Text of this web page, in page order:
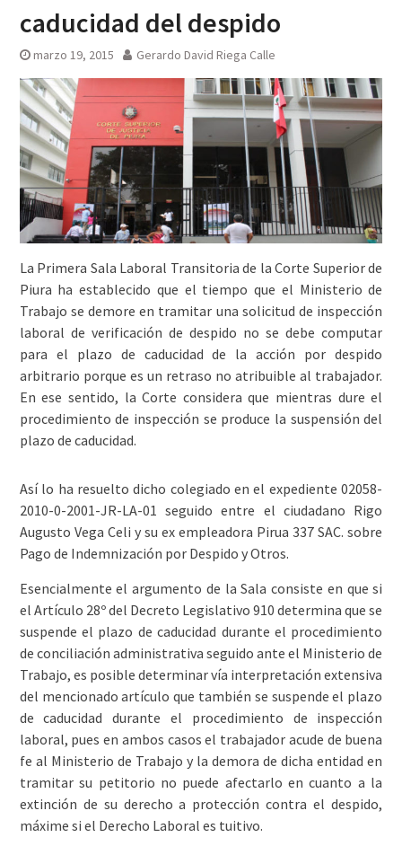
caducidad del despido
marzo 19, 2015 Gerardo David Riega Calle
La Primera Sala Laboral Transitoria de la Corte Superior de
Piura ha establecido que el tiempo que el Ministerio de
Trabajo se demore en tramitar una solicitud de inspección
laboral de verificación de despido no se debe computar
para el plazo de caducidad de la acción por despido
arbitrario porque es un retraso no atribuible al trabajador.
En ese sentido, la Corte considera que mientras dure el
procedimiento de inspección se produce la suspensión del
plazo de caducidad.
Así lo ha resuelto dicho colegiado en el expediente 02058-
2010-0-2001-JR-LA-01 seguido entre el ciudadano Rigo
Augusto Vega Celi y su ex empleadora Pirua 337 SAC. sobre
Pago de Indemnización por Despido y Otros.
Esencialmente el argumento de la Sala consiste en que si
el Artículo 28º del Decreto Legislativo 910 determina que se
suspende el plazo de caducidad durante el procedimiento
de conciliación administrativa seguido ante el Ministerio de
Trabajo, es posible determinar vía interpretación extensiva
del mencionado artículo que también se suspende el plazo
de caducidad durante el procedimiento de inspección
laboral, pues en ambos casos el trabajador acude de buena
fe al Ministerio de Trabajo y la demora de dicha entidad en
tramitar su petitorio no puede afectarlo en cuanto a la
extinción de su derecho a protección contra el despido,
máxime si el Derecho Laboral es tuitivo.